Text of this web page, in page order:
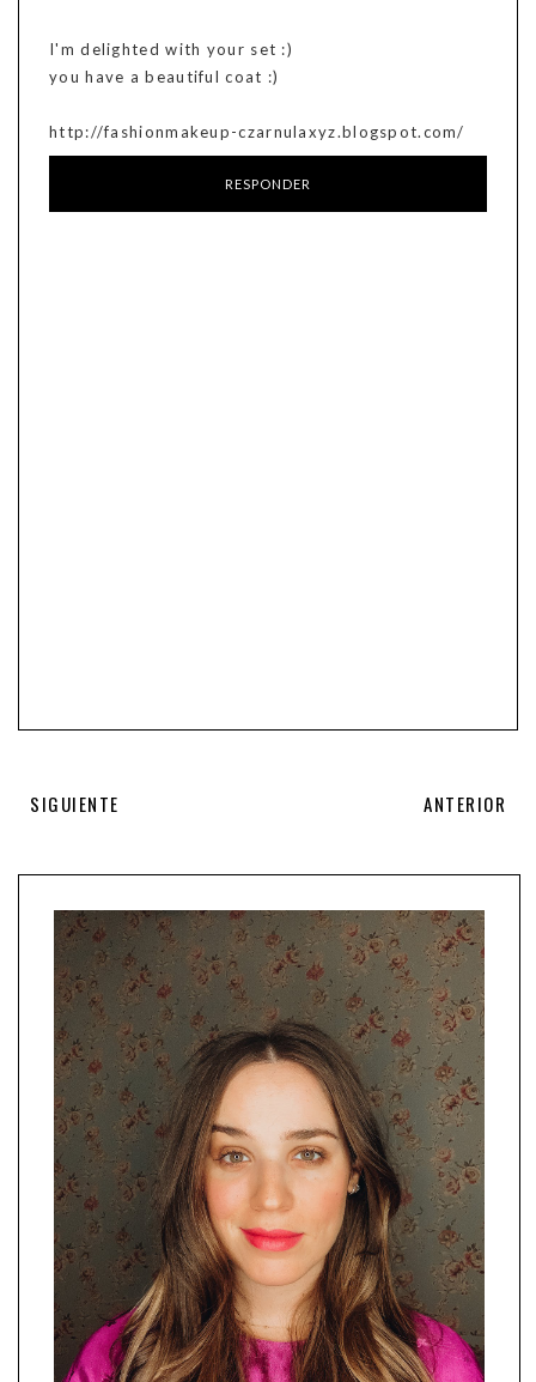
I'm delighted with your set :)
you have a beautiful coat :)
http://fashionmakeup-czarnulaxyz.blogspot.com/
RESPONDER
SIGUIENTE ANTERIOR